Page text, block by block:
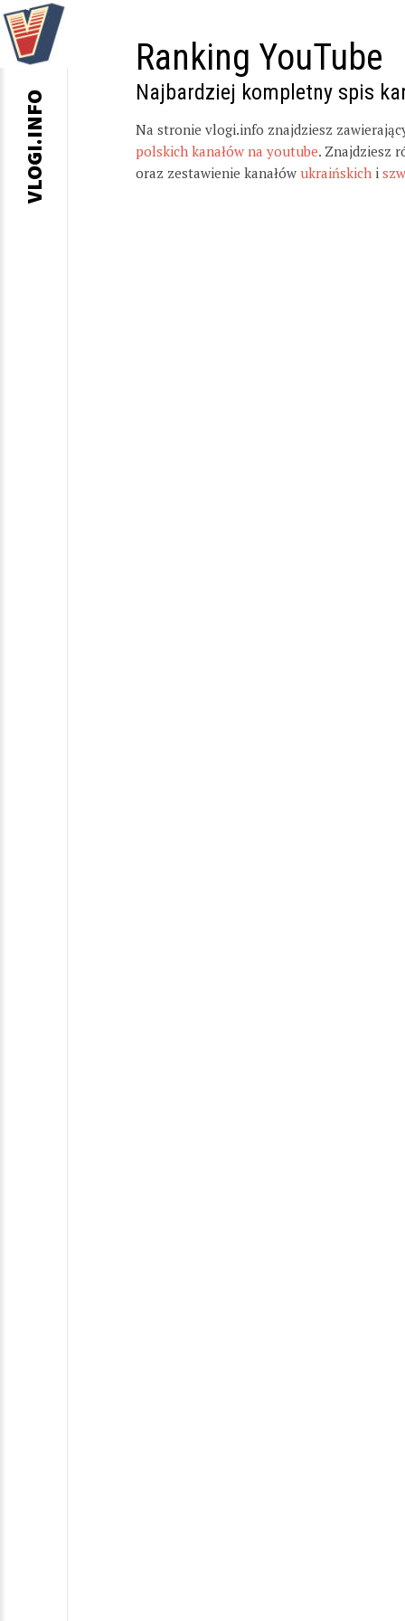
Ranking YouTube
Najbardziej kompletny spis
Na stronie vlogi.info znajdziesz
polskich kanałów na youtube. Znajdziesz
oraz zestawienie kanałów ukraińskich i
VLOGI.INFO